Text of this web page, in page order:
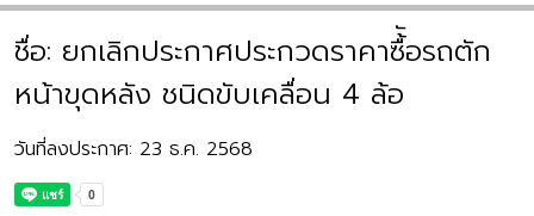
ชื่อ: ยกเลิกประกาศประกวดราคาซื้ัอรถตัก
หน้าขุดหลัง ชนิดขับเคลื่อน 4 ล้อ
วันที่ลงประกาศ: 23 ธ.ค. 2568